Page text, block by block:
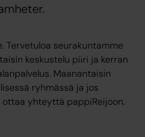
Tervetuloa seurakuntamme
keskustelu piiri ja kerran
Maanantaisin
ryhmässä ja jos
yhteyttä pappiReijoon.